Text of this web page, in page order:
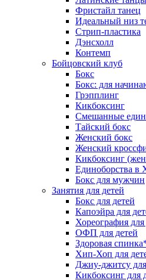
Фристайл танец
Идеальный низ
Стрип-пластика
Дэнсхолл
Контемп
Бойцовский клуб
Бокс
Бокс: для
Грэпплинг
Кикбоксинг
Смешанные
Тайский бокс
Женский бокс
Женский
Кикбоксинг
Единоборства в
Бокс для мужчин
Занятия для детей
Бокс для детей
Капоэйра для
Хореография для
ОФП для детей
Здоровая
Хип-Хоп для
Джиу-джитсу
Кикбоксинг для